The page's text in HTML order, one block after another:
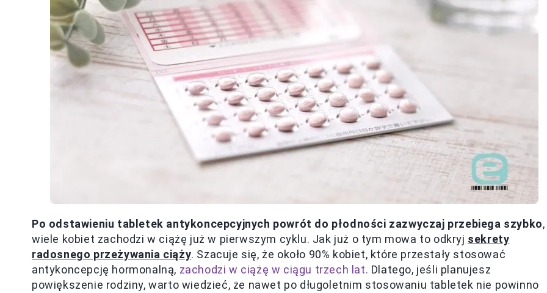
Po odstawieniu tabletek antykoncepcyjnych powrót do płodności zazwyczaj przebiega szybko
wiele kobiet zachodzi w ciążę już w pierwszym cyklu. Jak już o tym mowa to odkryj sekrety
radosnego przeżywania ciąży. Szacuje się, że około 90% kobiet, które przestały stosować
antykoncepcję hormonalną, zachodzi w ciążę w ciągu trzech lat. Dlatego, jeśli planujesz
powiększenie rodziny, warto wiedzieć, że nawet po długoletnim stosowaniu tabletek nie powinno